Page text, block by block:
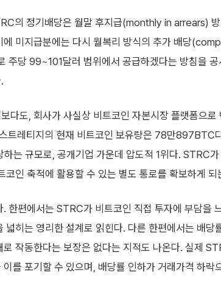
의 정기배당은 월말 후지급(monthly in arrears)
에 미지급분에는 다시 월복리 방식의 추가 배당
주당 99~101달러 범위에서 공급하겠다는 방침을
다도, 회사가 사실상 비트코인 자본시장 플랫폼으로
트레티지의 현재 비트코인 보유량은 78만897BTC
는 규모로, 공개기업 가운데 압도적 1위다. STRC가
코인 축적에 활용할 수 있는 별도 통로를 확보하게 되
한편에서는 STRC가 비트코인 직접 투자에 부담을
넓히는 영리한 설계로 읽힌다. 다른 한편에서는 배당
작동한다는 보장은 없다는 지적도 나온다. 실제
를 포기할 수 있으며, 배당률 인하가 거래가격 하락